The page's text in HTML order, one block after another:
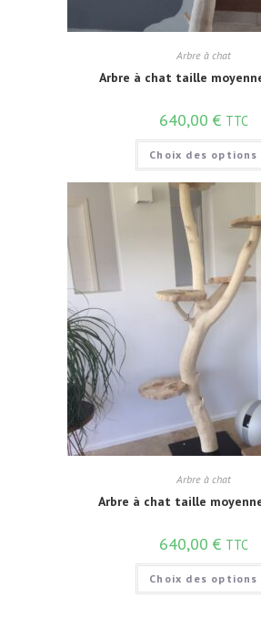
Arbre à chat
Arbre à chat taille
640,00 € TTC
Choix des options
Arbre à chat
Arbre à chat taille
640,00 € TTC
Choix des options